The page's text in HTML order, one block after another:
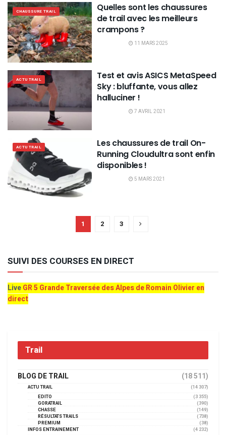
CHAUSSURE TRAIL
Quelles sont les chaussures
de trail avec les meilleurs
crampons ?
11 MARS 2025
ACTU TRAIL
Test et avis ASICS MetaSpeed
Sky : bluffante, vous allez
halluciner !
7 AVRIL 2021
ACTU TRAIL
Les chaussures de trail On-
Running Cloudultra sont enfin
disponibles !
5 MARS 2021
1 2 3
SUIVI DES COURSES EN DIRECT
LiveGR 5 Grande Traversée des Alpes de Romain Olivier en
direct
Trail
BLOG DE TRAIL (18 511)
ACTU TRAIL
(14 307)
EDITO
(3 355)
GORATRAIL
(390)
CHASSE
(149)
RÉSULTATS TRAILS
(738)
PREMIUM
(38)
INFOS ENTRAINEMENT
(4 232)